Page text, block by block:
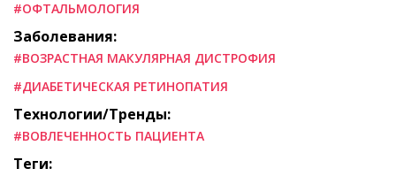
#ОФТАЛЬМОЛОГИЯ
Заболевания:
#ВОЗРАСТНАЯ МАКУЛЯРНАЯ ДИСТРОФИЯ
#ДИАБЕТИЧЕСКАЯ РЕТИНОПАТИЯ
Технологии/Тренды:
#ВОВЛЕЧЕННОСТЬ ПАЦИЕНТА
Теги: